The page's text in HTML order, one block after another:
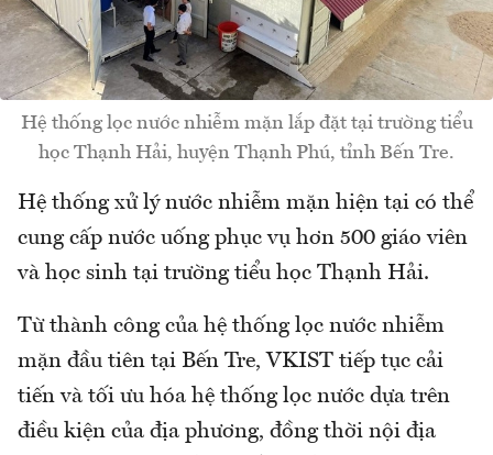
Hệ thống lọc nước nhiễm mặn lắp đặt tại trường tiểu
học Thạnh Hải, huyện Thạnh Phú, tỉnh Bến Tre.
Hệ thống xử lý nước nhiễm mặn hiện tại có thể
cung cấp nước uống phục vụ hơn 500 giáo viên
và học sinh tại trường tiểu học Thạnh Hải.
Từ thành công của hệ thống lọc nước nhiễm
mặn đầu tiên tại Bến Tre, VKIST tiếp tục cải
tiến và tối ưu hóa hệ thống lọc nước dựa trên
điều kiện của địa phương, đồng thời nội địa